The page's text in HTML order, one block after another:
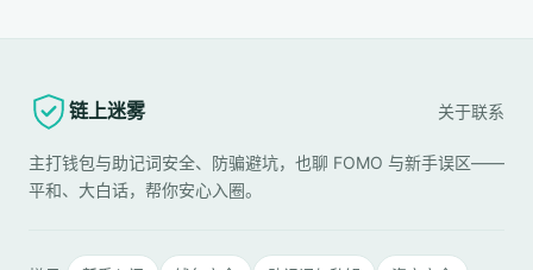
链上迷雾 关于联系
主打钱包与助记词安全、防骗避坑，也聊 FOMO 与新手误区——
平和、大白话，帮你安心入圈。